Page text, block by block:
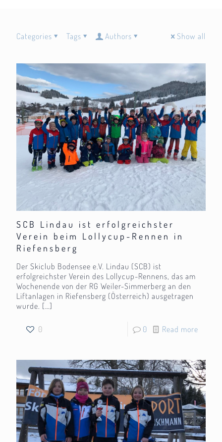
Categories Tags Authors Show all
SCB Lindau ist erfolgreichster
Verein beim Lollycup-Rennen in
Riefensberg
Der Skiclub Bodensee e.V. Lindau (SCB) ist
erfolgreichster Verein des Lollycup-Rennens, das am
Wochenende von der RG Weiler-Simmerberg an den
Liftanlagen in Riefensberg (Österreich) ausgetragen
wurde. […]
0 0 Read more